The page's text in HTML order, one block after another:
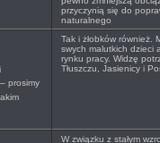
przyczynią się do
naturalnego
prosimy
Tak i żłobków również.
swych malutkich dzieci
rynku pracy. Widzę
Tłuszczu, Jasienicy i
W związku z stałym